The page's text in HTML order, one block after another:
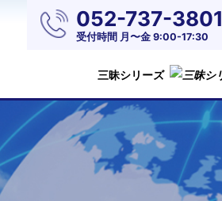
052-737-3801
受付時間 月〜金 9:00-17:30
三昧シリーズ